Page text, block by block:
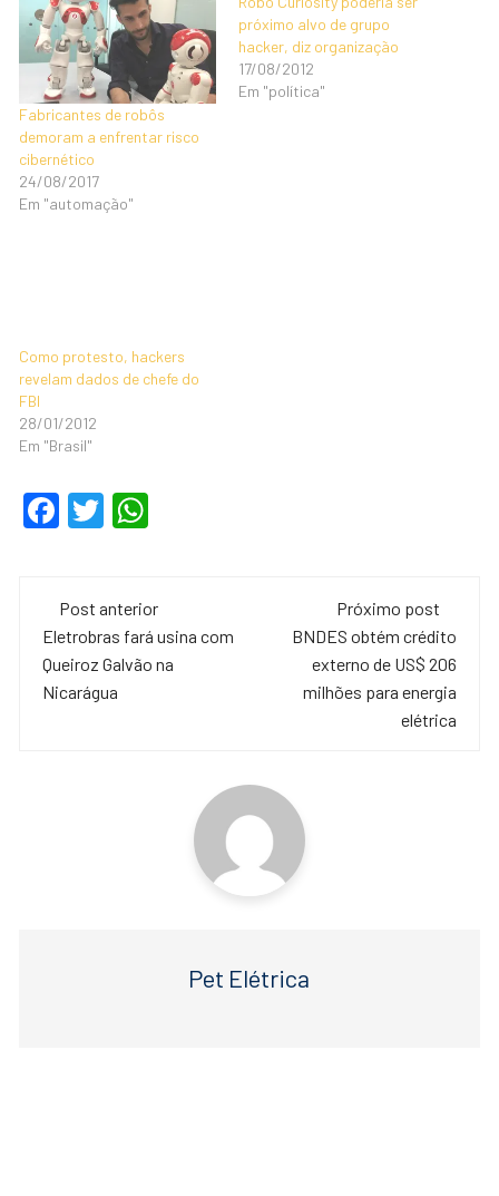
Fabricantes de robôs
demoram a enfrentar risco
cibernético
24/08/2017
Em "automação"
próximo alvo de grupo
hacker, diz organização
17/08/2012
Em "política"
Como protesto, hackers
revelam dados de chefe do
FBI
28/01/2012
Em "Brasil"
F
e
b
o
T
er s
A
Navegação
de
post
Post anterior
Eletrobras fará usina com
Queiroz Galvão na
Nicarágua
Próximo post
BNDES obtém crédito
externo de US$ 206
milhões para energia
elétrica
Pet Elétrica